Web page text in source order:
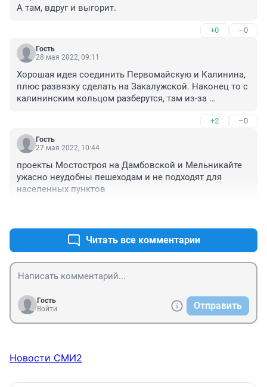
А там, вдруг и выгорит.
+0 –0
Гость
28 мая 2022, 09:11
Хорошая идея соединить Первомайскую и Калинина,
плюс развязку сделать на Закалужской. Наконец то с
калининским кольцом разберутся, там из-за
+2 –0
Гость
27 мая 2022, 10:44
проекты Мостостроя на Дамбовской и Мельникайте
ужасно неудобны пешеходам и не подходят для
населенных пунктов
Читать все комментарии
Гость
Войти
Отправить
Новости СМИ2